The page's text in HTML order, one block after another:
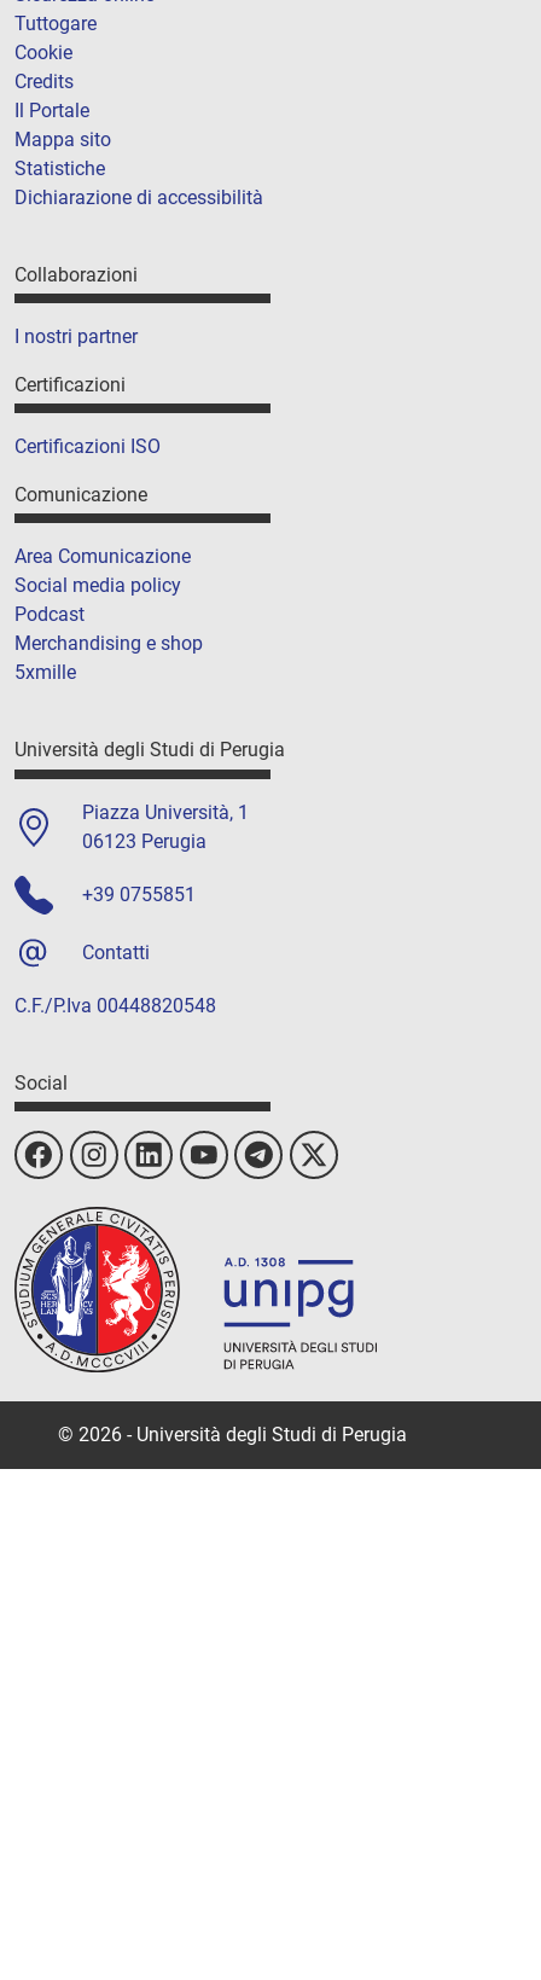
Tuttogare
Cookie
Credits
Il Portale
Mappa sito
Statistiche
Dichiarazione di accessibilità
Collaborazioni
I nostri partner
Certificazioni
Certificazioni ISO
Comunicazione
Area Comunicazione
Social media policy
Podcast
Merchandising e shop
5xmille
Università degli Studi di Perugia
Piazza Università, 1
06123 Perugia
+39 0755851
Contatti
C.F./P.Iva 00448820548
Social
© 2026 - Università degli Studi di Perugia